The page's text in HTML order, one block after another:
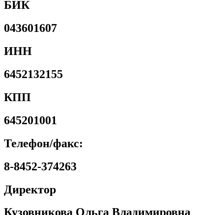
БИК
043601607
ИНН
6452132155
КПП
645201001
Телефон/факс:
8-8452-374263
Директор
Кузовникова Ольга Владимировна